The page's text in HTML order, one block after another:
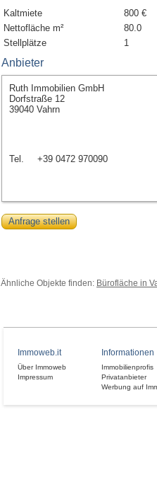
Kaltmiete
800 €
Nettofläche m²
80.0
Stellplätze
1
Anbieter
Ruth Immobilien GmbH
Dorfstraße 12
39040 Vahrn
Tel. +39 0472 970090
Anfrage stellen
Ähnliche Objekte finden: Bürofläche in
Immoweb.it
Über Immoweb
Impressum
Informationen
Immobilienprofis
Privatanbieter
Werbung auf